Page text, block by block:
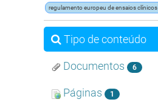
regulamento europeu de ensaios clínicos
Tipo de conteúdo
Documentos 6
Páginas 1